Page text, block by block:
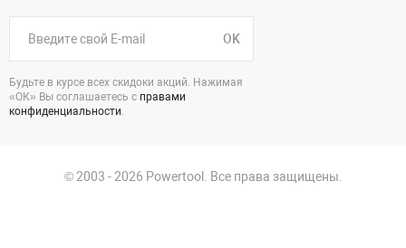
OK
Будьте в курсе всех скидоки акций. Нажимая
«ОК» Вы соглашаетесь с правами
конфиденциальности.
© 2003 - 2026 Powertool. Все права защищены.